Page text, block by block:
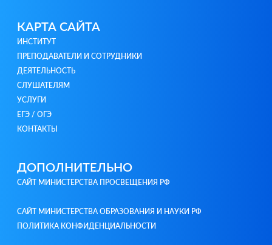
КАРТА САЙТА
ИНСТИТУТ
ПРЕПОДАВАТЕЛИ И СОТРУДНИКИ
ДЕЯТЕЛЬНОСТЬ
СЛУШАТЕЛЯМ
УСЛУГИ
ЕГЭ / ОГЭ
КОНТАКТЫ
ДОПОЛНИТЕЛЬНО
САЙТ МИНИСТЕРСТВА ПРОСВЕЩЕНИЯ РФ
САЙТ МИНИСТЕРСТВА ОБРАЗОВАНИЯ И НАУКИ РФ
ПОЛИТИКА КОНФИДЕНЦИАЛЬНОСТИ